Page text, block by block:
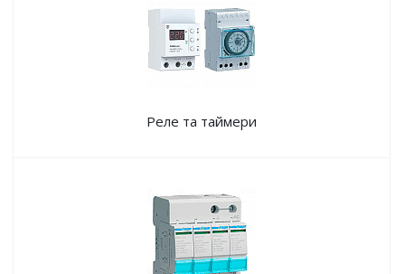
Реле та таймери